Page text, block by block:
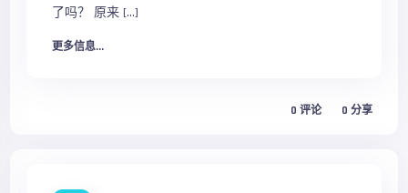
了吗？ 原来 […]
更多信息...
0 评论 0 分享